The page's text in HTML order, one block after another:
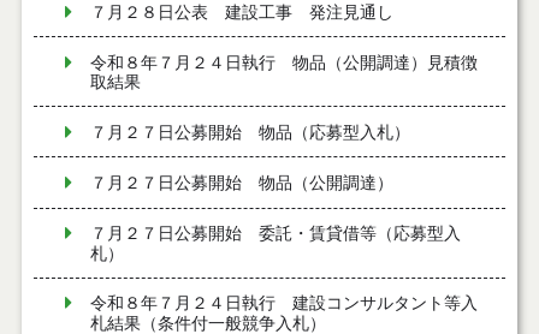
７月２８日公表 建設工事 発注見通し
令和８年７月２４日執行 物品（公開調達）見積徴
取結果
７月２７日公募開始 物品（応募型入札）
７月２７日公募開始 物品（公開調達）
７月２７日公募開始 委託・賃貸借等（応募型入
札）
令和８年７月２４日執行 建設コンサルタント等入
札結果（条件付一般競争入札）